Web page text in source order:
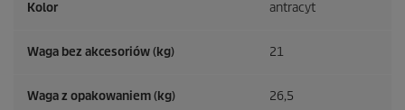
Kolor antracyt
Waga bez akcesoriów (kg) 21
Waga z opakowaniem (kg) 26,5